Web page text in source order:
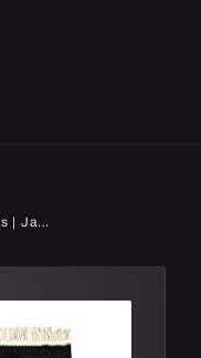
Tapis de prière Musulmane avec Perles | Janamaz | Sajadah | Tapis de prière Islamique Doux avec Motif Mihrab | Cadeaux islamiques | Tapis de prière...